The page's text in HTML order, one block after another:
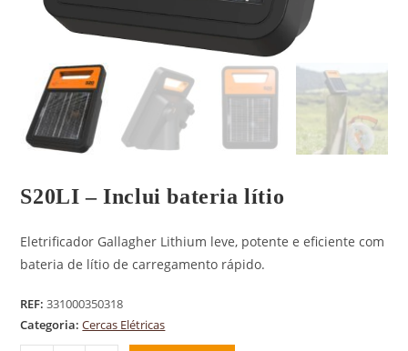
S20LI – Inclui bateria lítio
Eletrificador Gallagher Lithium leve, potente e eficiente com
bateria de lítio de carregamento rápido.
REF:331000350318
Categoria:Cercas Elétricas